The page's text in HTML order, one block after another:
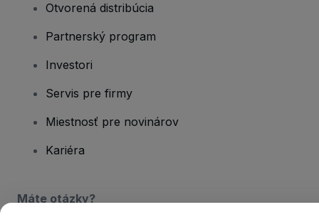
Otvorená distribúcia
Partnerský program
Investori
Servis pre firmy
Miestnosť pre novinárov
Kariéra
Máte otázky?